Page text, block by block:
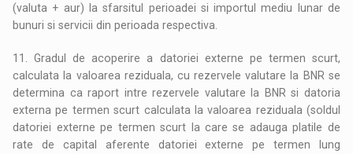
(valuta + aur) la sfarsitul perioadei si importul mediu lunar de
bunuri si servicii din perioada respectiva.
11. Gradul de acoperire a datoriei externe pe termen scurt,
calculata la valoarea reziduala, cu rezervele valutare la BNR se
determina ca raport intre rezervele valutare la BNR si datoria
externa pe termen scurt calculata la valoarea reziduala (soldul
datoriei externe pe termen scurt la care se adauga platile de
rate de capital aferente datoriei externe pe termen lung